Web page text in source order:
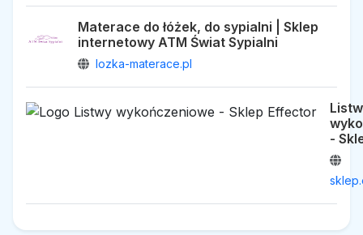
Materace do łóżek, do sypialni | Sklep
internetowy ATM Świat Sypialni
lozka-materace.pl
-